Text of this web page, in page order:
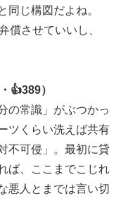
同じ構図だよね。
償させていいし、
・👍389）
の常識」がぶつかっ
ツくらい洗えば共有
不可侵」。最初に貸
ば、ここまでこじれ
悪人とまでは言い切